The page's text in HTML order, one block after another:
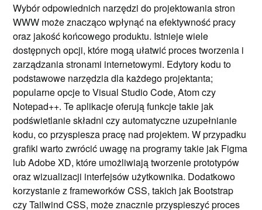
Wybór odpowiednich narzędzi do projektowania stron
WWW może znacząco wpłynąć na efektywność pracy
oraz jakość końcowego produktu. Istnieje wiele
dostępnych opcji, które mogą ułatwić proces tworzenia i
zarządzania stronami internetowymi. Edytory kodu to
podstawowe narzędzia dla każdego projektanta;
popularne opcje to Visual Studio Code, Atom czy
Notepad++. Te aplikacje oferują funkcje takie jak
podświetlanie składni czy automatyczne uzupełnianie
kodu, co przyspiesza pracę nad projektem. W przypadku
grafiki warto zwrócić uwagę na programy takie jak Figma
lub Adobe XD, które umożliwiają tworzenie prototypów
oraz wizualizacji interfejsów użytkownika. Dodatkowo
korzystanie z frameworków CSS, takich jak Bootstrap
czy Tailwind CSS, może znacznie przyspieszyć proces